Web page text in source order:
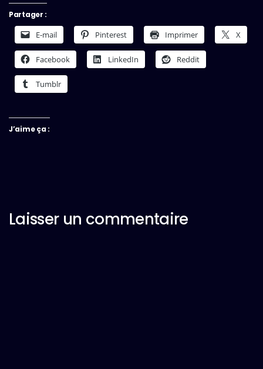
Partager :
E-mail Pinterest Imprimer X
Facebook LinkedIn Reddit
Tumblr
J’aime ça :
Laisser un commentaire